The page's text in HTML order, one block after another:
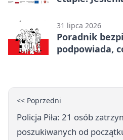
31 lipca 2026
Poradnik
podpowiada,
<< Poprzedni
Policja Piła: 21 osób
poszukiwanych od